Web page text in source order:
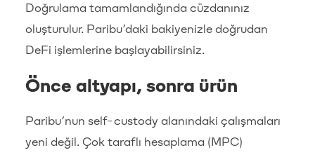
Doğrulama tamamlandığında cüzdanınız
oluşturulur. Paribu’daki bakiyenizle doğrudan
DeFi işlemlerine başlayabilirsiniz.
Önce altyapı, sonra ürün
Paribu’nun self-custody alanındaki çalışmaları
yeni değil. Çok taraflı hesaplama (MPC)